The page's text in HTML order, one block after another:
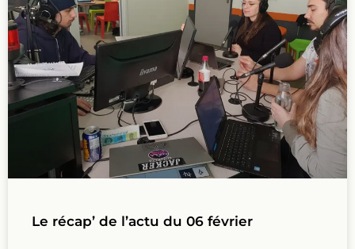
Le récap’ de l’actu du 06 février